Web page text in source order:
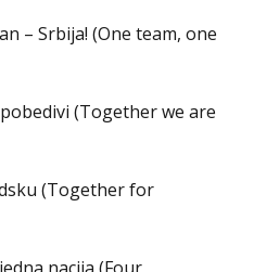
– Srbija! (One team, one
(Together we are
(Together for
nacija (Four